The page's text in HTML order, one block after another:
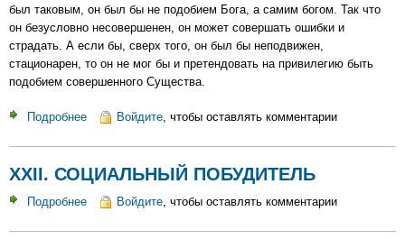
был таковым, он был бы не подобием Бога, а самим богом. Так что
он безусловно несовершенен, он может совершать ошибки и
страдать. А если бы, сверх того, он был бы неподвижен,
стационарен, то он не мог бы и претендовать на привилегию быть
подобием совершенного Существа.
Подробнее
К
Войдите , чтобы оставлять комментарии
XXII. СОЦИАЛЬНЫЙ ПОБУДИТЕЛЬ
Подробнее Войдите, чтобы оставлять комментарии